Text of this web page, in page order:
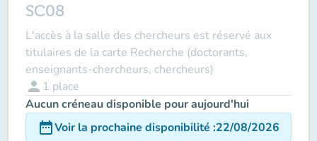
SC08
L'accès à la salle des chercheurs est réservé aux
titulaires de la carte Recherche (doctorants,
enseignants-chercheurs, chercheurs)
person 1 place
Aucun créneau disponible pour aujourd'hui
date_rangeVoir la prochaine disponibilité :22/08/2026